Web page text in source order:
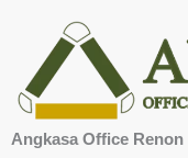
Angkasa Office Renon